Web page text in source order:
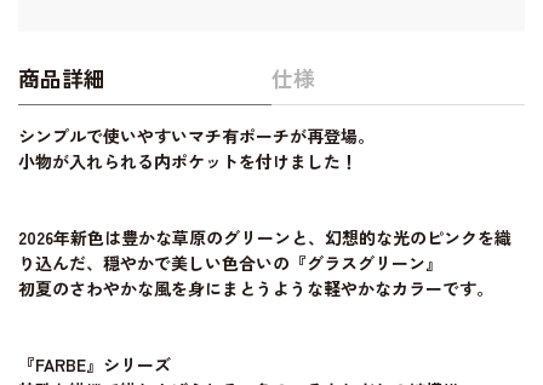
商品詳細 仕様
シンプルで使いやすいマチ有ポーチが再登場。
小物が入れられる内ポケットを付けました！
2026年新色は豊かな草原のグリーンと、幻想的な光のピンクを織
り込んだ、穏やかで美しい色合いの『グラスグリーン』
初夏のさわやかな風を身にまとうような軽やかなカラーです。
『FARBE』シリーズ